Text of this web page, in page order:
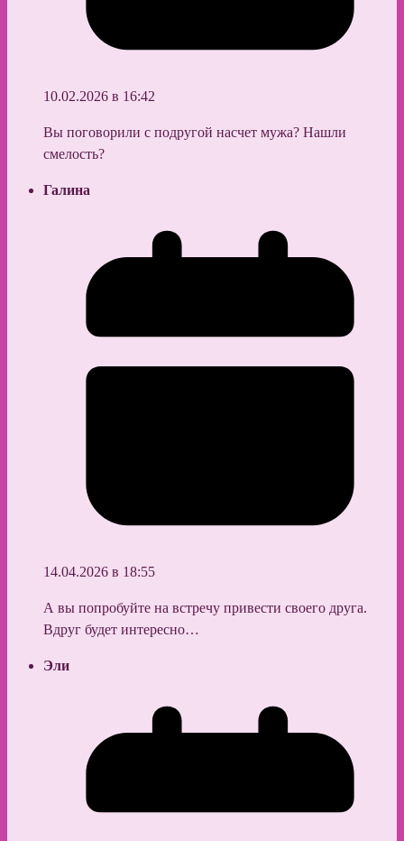
10.02.2026 в 16:42
Вы поговорили с подругой насчет мужа? Нашли
смелость?
Галина
14.04.2026 в 18:55
А вы попробуйте на встречу привести своего друга.
Вдруг будет интересно…
Эли